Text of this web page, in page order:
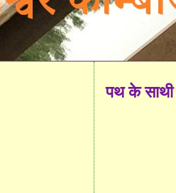
पथ के साथी